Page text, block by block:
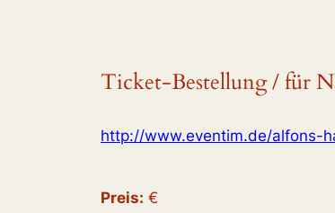
Ticket-Bestellung / für
http://www.eventim.de/alfons-
Preis: €